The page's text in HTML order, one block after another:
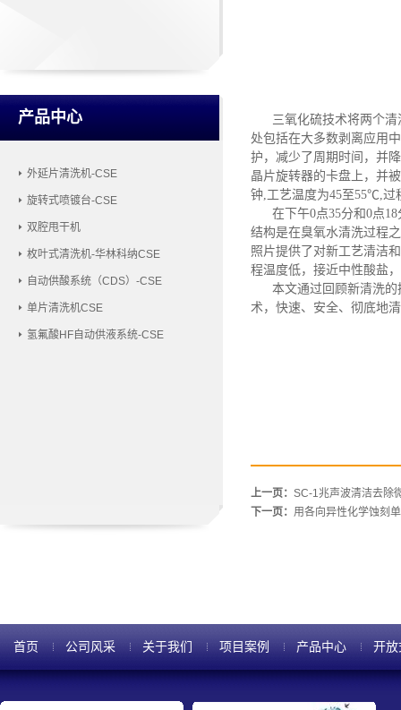
产品中心
外延片清洗机-CSE
旋转式喷镀台-CSE
双腔甩干机
枚叶式清洗机-华林科纳CSE
自动供酸系统（CDS）-CSE
单片清洗机CSE
氢氟酸HF自动供液系统-CSE
三氧化硫技术将两个清
处包括在大多数剥离应用
护，减少了周期时间，并
晶片旋转器的卡盘上，并
钟 工艺温度为45至55℃ 过
在下午0点35分和0点
结构是在臭氧水清洗过程
照片提供了对新工艺清洁
程温度低，接近中性酸盐
本文通过 回顾新清洗
术，快速、安全、彻底地
上一页： SC-1兆声波清洁去除
下一页： 用各向异性化学蚀刻
首页 公司风采 关于我们 项目案例 产品中心 开放